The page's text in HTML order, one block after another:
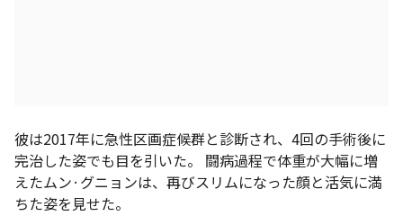
彼は2017年に急性区画症候群と診断され、4回の手術後に
完治した姿でも目を引いた。 闘病過程で体重が大幅に増
えたムン·グニョンは、再びスリムになった顔と活気に満
ちた姿を見せた。